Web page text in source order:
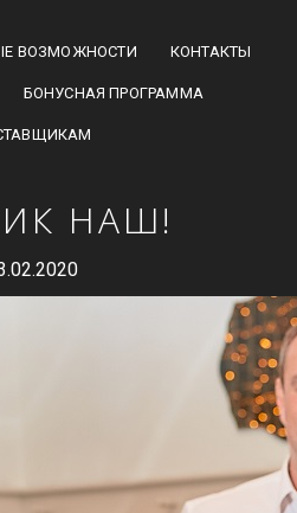
ВОЗМОЖНОСТИ КОНТАКТЫ
БОНУСНАЯ ПРОГРАММА
НАШ!